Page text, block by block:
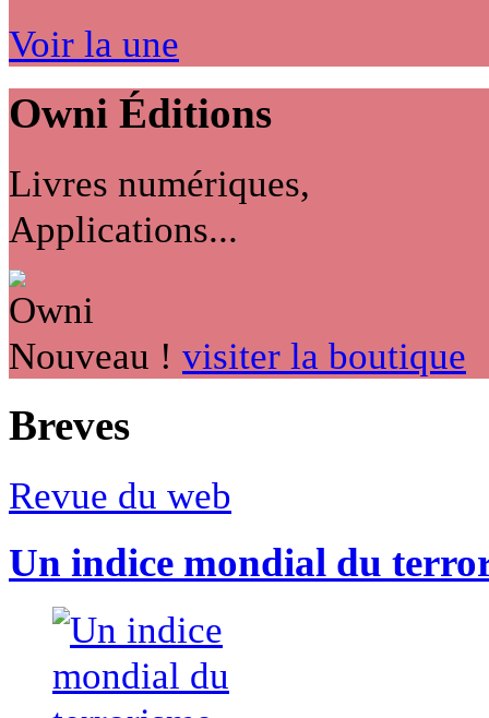
Voir la une
Owni Éditions
Livres numériques,
Applications...
Nouveau ! visiter la boutique
Breves
Revue du web
Un indice mondial du